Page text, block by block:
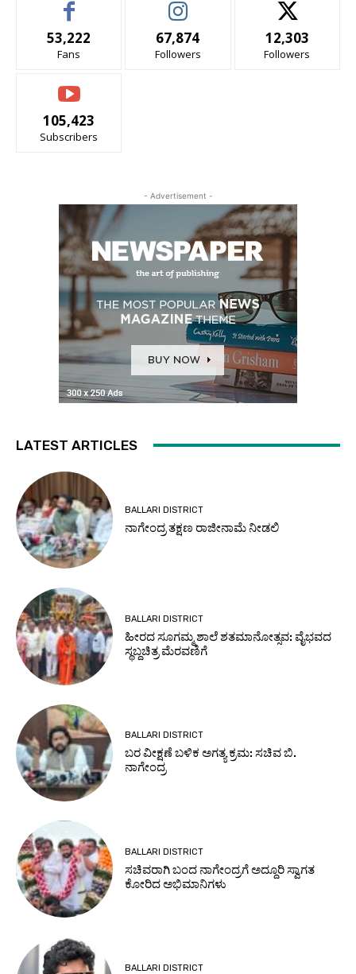
53,222
Fans
67,874
Followers
12,303
Followers
105,423
Subscribers
- Advertisement -
LATEST ARTICLES
BALLARI DISTRICT
ನಾಗೇಂದ್ರ ತಕ್ಷಣ ರಾಜೀನಾಮೆ ನೀಡಲಿ
BALLARI DISTRICT
ಹೀರದ ಸೂಗಮ್ಮ ಶಾಲೆ ಶತಮಾನೋತ್ಸವ: ವೈಭವದ
ಸ್ಥಬ್ದಚಿತ್ರ ಮೆರವಣಿಗೆ
BALLARI DISTRICT
ಬರ ವೀಕ್ಷಣೆ ಬಳಿಕ ಅಗತ್ಯ ಕ್ರಮ: ಸಚಿವ ಬಿ.
ನಾಗೇಂದ್ರ
BALLARI DISTRICT
ಸಚಿವರಾಗಿ ಬಂದ ನಾಗೇಂದ್ರಗೆ ಅದ್ದೂರಿ ಸ್ವಾಗತ
ಕೋರಿದ ಅಭಿಮಾನಿಗಳು
BALLARI DISTRICT